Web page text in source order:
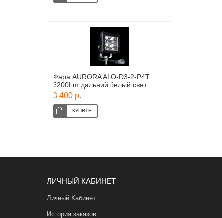
Фара AURORA ALO-D3-2-P4T
3200Lm дальний белый свет
3 400 р.
ЛИЧНЫЙ КАБИНЕТ
Личный Кабинет
История заказов